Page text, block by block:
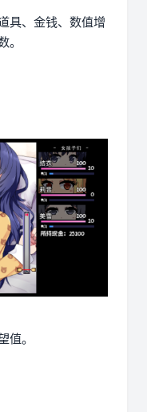
具、金钱、数值增
。
值。